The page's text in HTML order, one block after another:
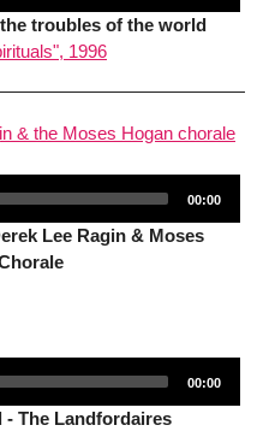
troubles of the world
1996
& the Moses Hogan chorale
Total
00:00
Lee Ragin & Moses
Total
00:00
The Landfordaires